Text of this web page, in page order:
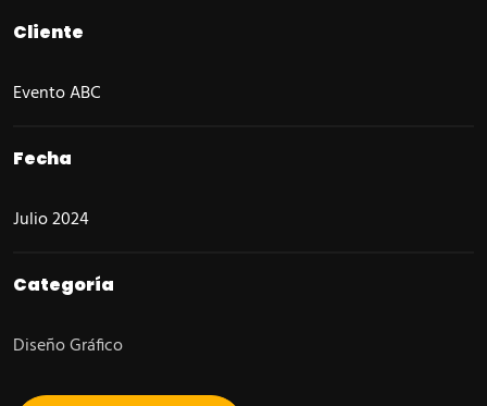
Cliente
Evento ABC
Fecha
Julio 2024
Categoría
Diseño Gráfico